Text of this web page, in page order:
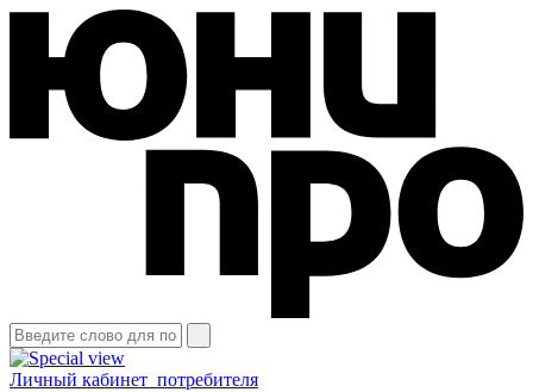
Личный кабинет потребителя